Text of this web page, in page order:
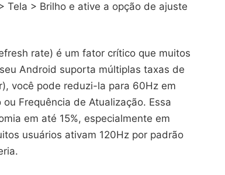
Tela > Brilho e ative a opção de ajuste
rate) é um fator crítico que muitos
Android suporta múltiplas taxas de
você pode reduzi-la para 60Hz em
Frequência de Atualização. Essa
em até 15%, especialmente em
usuários ativam 120Hz por padrão